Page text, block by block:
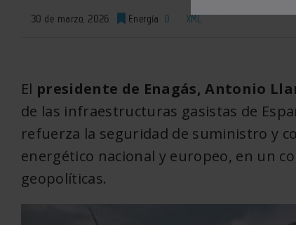
30 de marzo, 2026 Energía 0 XML
El presidente de Enagás, Antonio
de las infraestructuras gasistas de
refuerza la seguridad de suministro y
energético nacional y europeo, en un
geopolíticas.